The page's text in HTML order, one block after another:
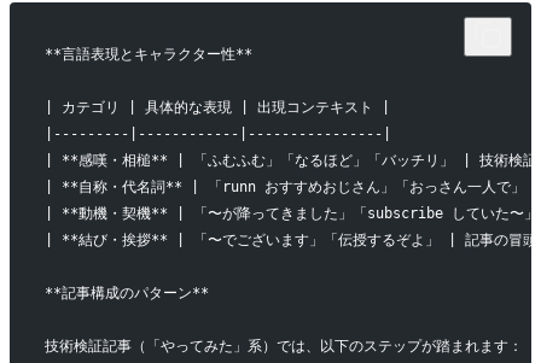
**言語表現とキャラクター性**
| カテゴリ | 具体的な表現 | 出現コンテキスト |
|---------|------------|----------------|
| **感嘆・相槌** | 「ふむふむ」「なるほど」「バッチリ」 | 技術検証
| **自称・代名詞** | 「runn おすすめおじさん」「おっさん一人で」
| **動機・契機** | 「〜が降ってきました」「subscribe していた〜
| **結び・挨拶** | 「〜でございます」「伝授するぞよ」 | 記事の冒頭
**記事構成のパターン**
技術検証記事（「やってみた」系）では、以下のステップが踏まれます：